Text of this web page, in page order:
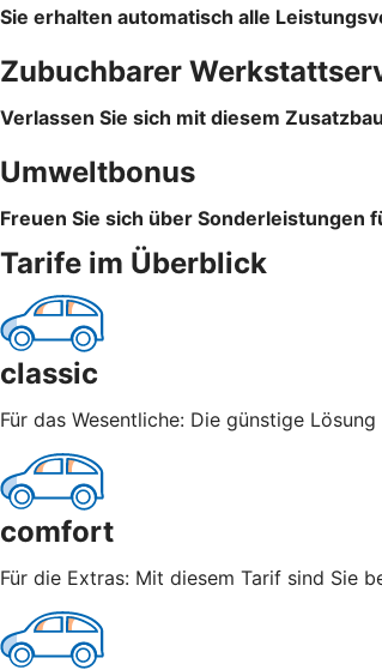
Sie erhalten automatisch alle
Zubuchbarer
Verlassen Sie sich mit diesem
Umweltbonus
Freuen Sie sich über Sonderleistungen
Tarife im Überblick
classic
Für das Wesentliche: Die günstige
comfort
Für die Extras: Mit diesem Tarif sind Sie